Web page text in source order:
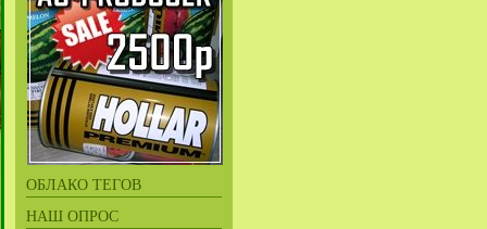
ОБЛАКО ТЕГОВ
НАШ ОПРОС